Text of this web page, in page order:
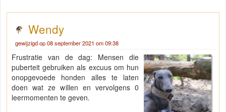
Wendy
gewijzigd op 08 september 2021 om 09:38
Frustratie van de dag: Mensen die
puberteit gebruiken als excuus om hun
onopgevoede honden alles te laten
doen wat ze willen en vervolgens 0
leermomenten te geven.